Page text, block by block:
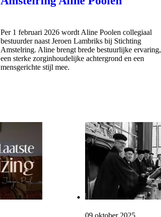
Per 1 februari 2026 wordt Aline Poolen collegiaal
bestuurder naast Jeroen Lambriks bij Stichting
Amstelring. Aline brengt brede bestuurlijke ervaring,
een sterke zorginhoudelijke achtergrond en een
mensgerichte stijl mee.
Publicatiedatum:
09 oktober 2025